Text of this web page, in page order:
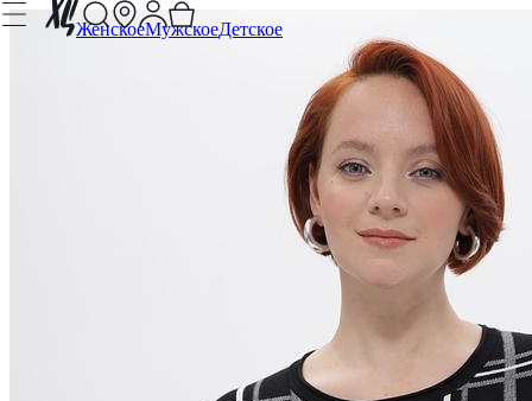
ЖенскоеМужскоеДетское